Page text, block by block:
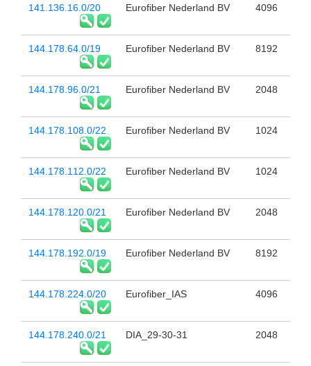
141.136.16.0/20 Eurofiber Nederland BV 4096
144.178.64.0/19 Eurofiber Nederland BV 8192
144.178.96.0/21 Eurofiber Nederland BV 2048
144.178.108.0/22 Eurofiber Nederland BV 1024
144.178.112.0/22 Eurofiber Nederland BV 1024
144.178.120.0/21 Eurofiber Nederland BV 2048
144.178.192.0/19 Eurofiber Nederland BV 8192
144.178.224.0/20 Eurofiber_IAS 4096
144.178.240.0/21 DIA_29-30-31 2048